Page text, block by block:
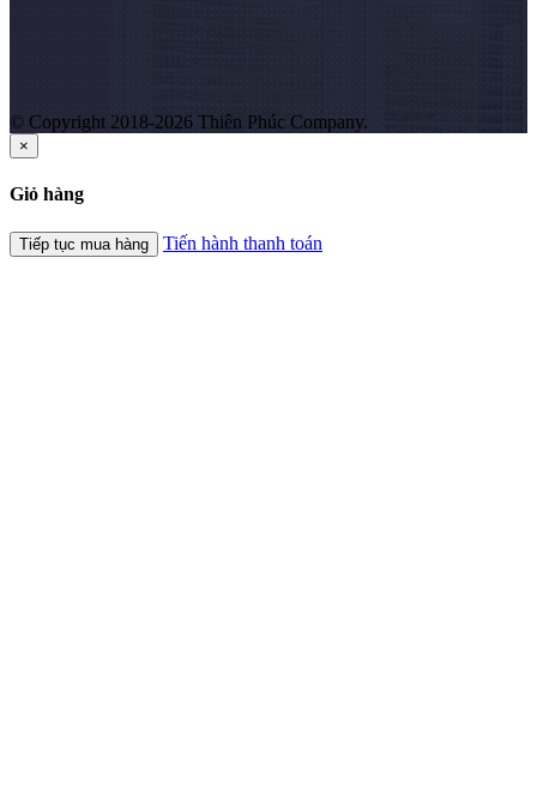
© Copyright 2018-2026 Thiên Phúc Company.
×
Giỏ hàng
Tiếp tục mua hàng Tiến hành thanh toán